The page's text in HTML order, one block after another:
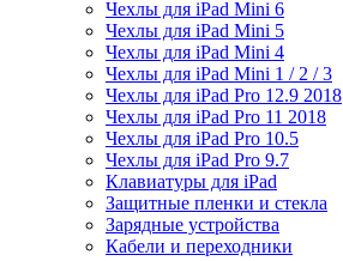
Чехлы для iPad Mini 6
Чехлы для iPad Mini 5
Чехлы для iPad Mini 4
Чехлы для iPad Mini 1 / 2 / 3
Чехлы для iPad Pro 12.9 2018
Чехлы для iPad Pro 11 2018
Чехлы для iPad Pro 10.5
Чехлы для iPad Pro 9.7
Клавиатуры для iPad
Защитные пленки и стекла
Зарядные устройства
Кабели и переходники